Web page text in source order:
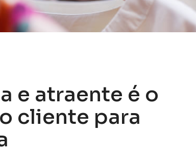
e atraente é o
cliente para